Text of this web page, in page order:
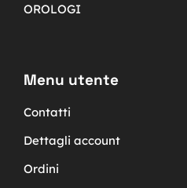
OROLOGI
Menu utente
Contatti
Dettagli account
Ordini